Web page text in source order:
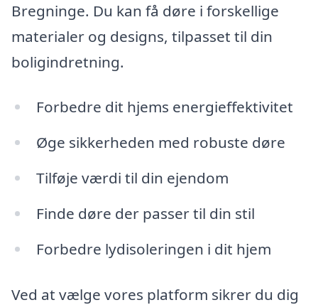
Bregninge. Du kan få døre i forskellige
materialer og designs, tilpasset til din
boligindretning.
Forbedre dit hjems energieffektivitet
Øge sikkerheden med robuste døre
Tilføje værdi til din ejendom
Finde døre der passer til din stil
Forbedre lydisoleringen i dit hjem
Ved at vælge vores platform sikrer du dig